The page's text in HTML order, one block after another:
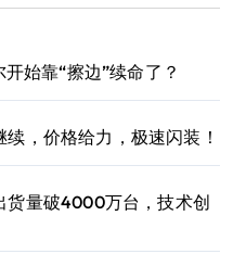
始靠“擦边”续命了？
，价格给力，极速闪装！
货量破4000万台，技术创